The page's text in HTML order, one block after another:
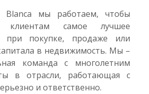
Blanca мы работаем, чтобы
клиентам самое лучшее
при покупке, продаже или
в недвижимость. Мы –
команда с многолетним
в отрасли, работающая с
и ответственно.